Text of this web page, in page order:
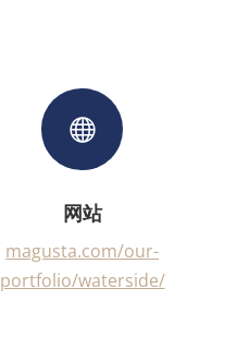

网站
magusta.com/our-
portfolio/waterside/